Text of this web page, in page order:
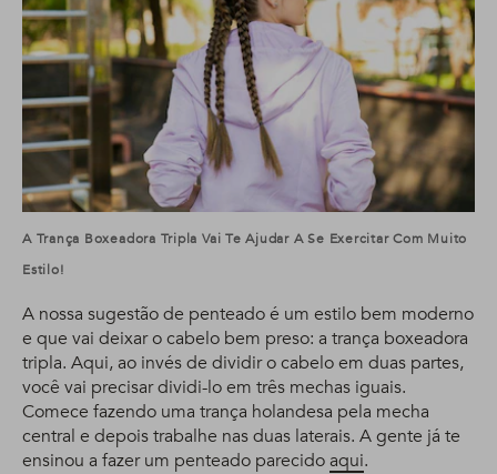
A Trança Boxeadora Tripla Vai Te Ajudar A Se Exercitar Com Muito
Estilo!
A nossa sugestão de penteado é um estilo bem moderno
e que vai deixar o cabelo bem preso: a trança boxeadora
tripla. Aqui, ao invés de dividir o cabelo em duas partes,
você vai precisar dividi-lo em três mechas iguais.
Comece fazendo uma trança holandesa pela mecha
central e depois trabalhe nas duas laterais. A gente já te
ensinou a fazer um penteado parecidoaqui.